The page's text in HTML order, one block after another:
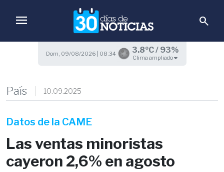
menu search
Dom, 09/08/2026 | 08:34 3.8ºC / 93%
Clima ampliado
País 10.09.2025
Datos de la CAME
Las ventas minoristas
cayeron 2,6% en agosto